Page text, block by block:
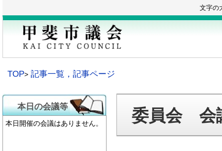
文
へ
文字の
TOP 記事一覧，記事ページ
本日の会議等
本日開催の会議はありません。 委員会 会